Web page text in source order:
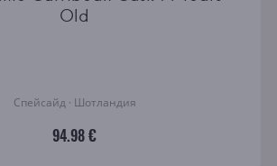
Old
Спейсайд · Шотландия
94.98 €